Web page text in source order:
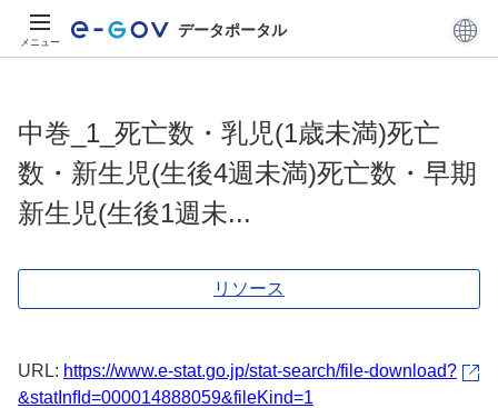
メニュー
データポータル
中巻_1_死亡数・乳児(1歳未満)死亡
数・新生児(生後4週未満)死亡数・早期
新生児(生後1週未...
リソース
URL: https://www.e-stat.go.jp/stat-search/file-download?
&statInfId=000014888059&fileKind=1